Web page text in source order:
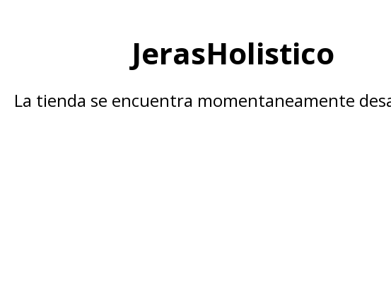
JerasHolistico
La tienda se encuentra momentaneamente